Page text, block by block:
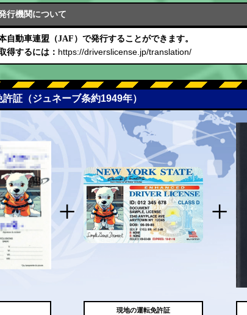
行機関について
自動車連盟（JAF）で発行することができます。
得するには： https://driverslicense.jp/translation/
証（ジュネーブ条約1949年）
+ +
現地の運転免許証